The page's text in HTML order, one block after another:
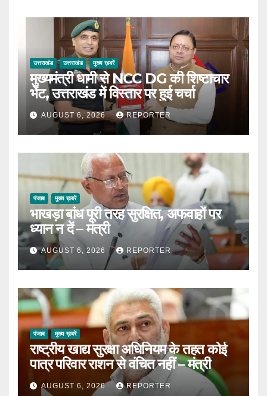
उत्तराखंड उत्तराखंड मुख्य ख़बरें
मुख्यमंत्री धामी से NCC DG की शिष्टाचार
भेंट, उत्तराखंड में विस्तार पर हुई चर्चा
AUGUST 6, 2026 REPORTER
पंजाब मुख्य ख़बरें
भाखड़ा बांध पूरी तरह सुरक्षित, अफवाहों पर
ध्यान न दें – मंत्री
AUGUST 6, 2026 REPORTER
पंजाब मुख्य ख़बरें
राष्ट्रीय खाद्य सुरक्षा अधिनियम के तहत कोई
पात्र परिवार राशन से वंचित नहीं – मंत्री
AUGUST 6, 2026 REPORTER